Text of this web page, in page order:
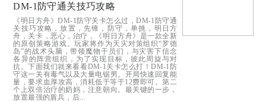
DM-1防守通关技巧攻略
《明日方舟》DM-1防守关卡怎么过，DM-1防守通
关技巧攻略，放置，先锋，防守，单挑，明日方
舟，关卡，恶心，治疗，《明日方舟》是一款全新
的原创策略游戏。玩家将作为天灾对策组织“罗德
岛”的战术头脑，带领魔物干员们，与灾害下信念
各异的阵营组织，为了实现目标，彼此周旋与对
抗。下面我们就来看看DM-1关卡怎么打！DM-1防
守这一关有毒气以及大量电锯男。开局快速回复能
量，要求血厚攻高，消耗低于等于12费即可。第二
个上双倍治疗的奶妈，注意朝向。最关键的一步，
放置最强的盾兵，后...